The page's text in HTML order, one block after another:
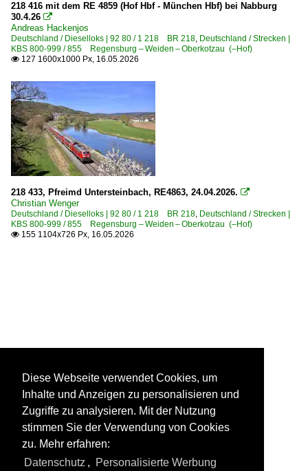
218 416 mit dem RE 4859 (Hof Hbf - München Hbf) bei Nabburg
30.4.26 
Andreas Hackenjos
Deutschland / Dieselloks | 92 80 / 1 218 BR 218, Deutschland / Strecken |
KBS 800-999 / 855 Regensburg – Weiden – Oberkotzau (–Hof)
 127 1600x1000 Px, 16.05.2026
218 433, Pfreimd Untersteinbach, RE4863, 24.04.2026. 
Christian Wenger
Deutschland / Dieselloks | 92 80 / 1 218 BR 218, Deutschland / Strecken |
KBS 800-999 / 855 Regensburg – Weiden – Oberkotzau (–Hof)
 155 1104x726 Px, 16.05.2026
Diese Webseite verwendet Cookies, um
Inhalte und Anzeigen zu personalisieren und
Zugriffe zu analysieren. Mit der Nutzung
stimmen Sie der Verwendung von Cookies
zu. Mehr erfahren:
Datenschutz , Personalisierte Werbung